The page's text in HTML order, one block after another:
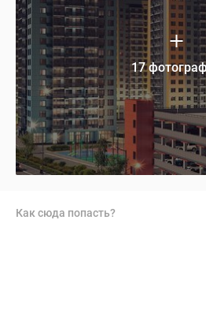
17
Как сюда попасть?